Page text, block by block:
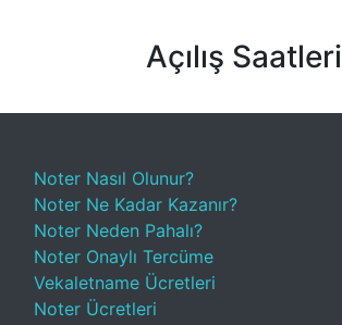
Açılış Saatleri
Noter Nasıl Olunur?
Noter Ne Kadar Kazanır?
Noter Neden Pahalı?
Noter Onaylı Tercüme
Vekaletname Ücretleri
Noter Ücretleri